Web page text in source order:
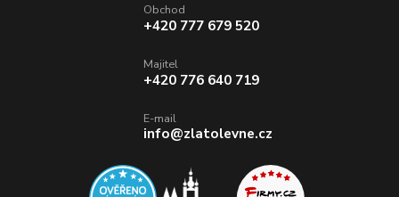
Obchod
+420 777 679 520
Majitel
+420 776 640 719
E-mail
info@zlatolevne.cz